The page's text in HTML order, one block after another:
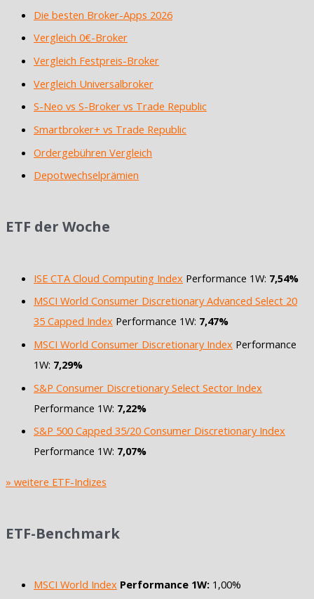
Die besten Broker-Apps 2026
Vergleich 0€-Broker
Vergleich Festpreis-Broker
Vergleich Universalbroker
S-Neo vs S-Broker vs Trade Republic
Smartbroker+ vs Trade Republic
Ordergebühren Vergleich
Depotwechselprämien
ETF der Woche
ISE CTA Cloud Computing Index Performance 1W: 7,54%
MSCI World Consumer Discretionary Advanced Select 20
35 Capped Index Performance 1W: 7,47%
MSCI World Consumer Discretionary Index Performance
1W: 7,29%
S&P Consumer Discretionary Select Sector Index
Performance 1W: 7,22%
S&P 500 Capped 35/20 Consumer Discretionary Index
Performance 1W: 7,07%
» weitere ETF-Indizes
ETF-Benchmark
MSCI World Index Performance 1W: 1,00%